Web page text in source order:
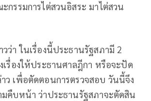
กรรมการไต่สวนอิสระ มาไต่สวน
ว่า ในเรื่องนี้ประธานรัฐสภามี 2
เรื่องให้ประธานศาลฎีกา หรือจะปัด
าว เพื่อตัดตอนการตรวจสอบ วันนี้จึง
มคืบหน้า ว่าประธานรัฐสภาจะตัดสิน